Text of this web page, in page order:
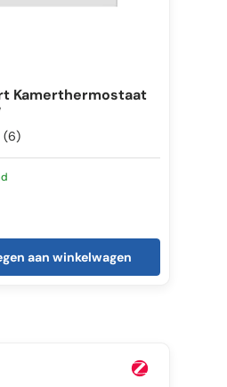
Kamerthermostaat
(6)
aan winkelwagen